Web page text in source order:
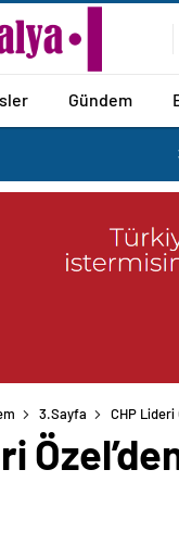
Gündem
3.Sayfa CHP Lideri